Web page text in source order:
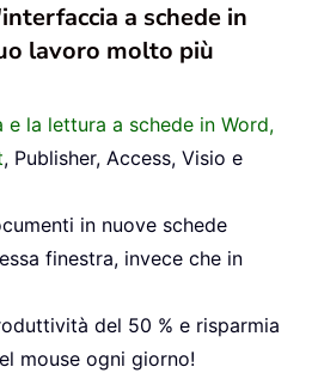
a schede in
lavoro molto più
la lettura a schede in Word,
, Publisher, Access, Visio e
in nuove schede
finestra, invece che in
del 50 % e risparmia
mouse ogni giorno!